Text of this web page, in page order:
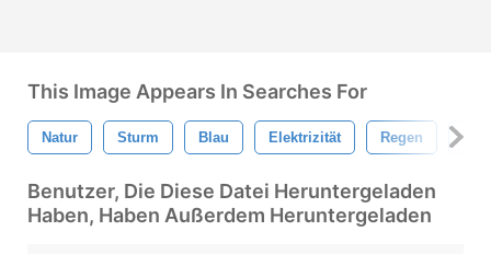
This Image Appears In Searches For
Natur Sturm Blau Elektrizität Regen Hell
Benutzer, Die Diese Datei Heruntergeladen
Haben, Haben Außerdem Heruntergeladen